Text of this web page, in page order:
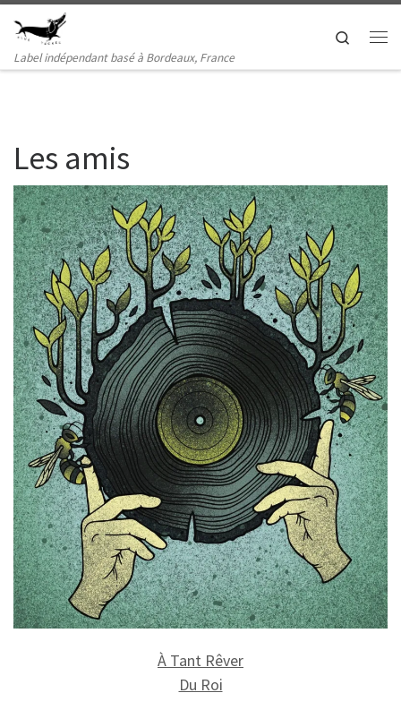
Passer au contenu
Label indépendant basé à Bordeaux, France
Search
Les amis
À Tant Rêver
Du Roi